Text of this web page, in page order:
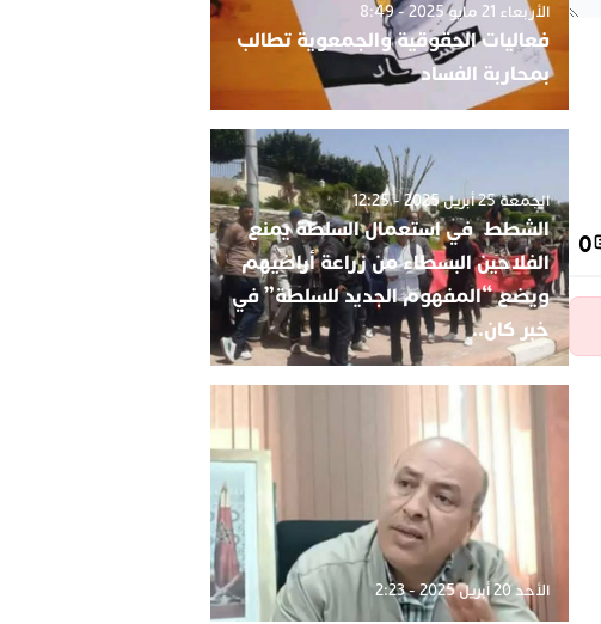
0
الأربعاء 21 مايو 2025 - 8:49
فعاليات الحقوقية والجمعوية تطالب
بمحاربة الفساد
الجمعة 25 أبريل 2025 - 12:25
الشطط في استعمال السلطة يمنع
الفلاحين البسطاء من زراعة أراضيهم
ويضع “المفهوم الجديد للسلطة” في
خبر كان..
الأحد 20 أبريل 2025 - 2:23